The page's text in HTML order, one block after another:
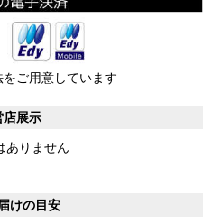
ご用意しています
店展示
ありません
けの目安